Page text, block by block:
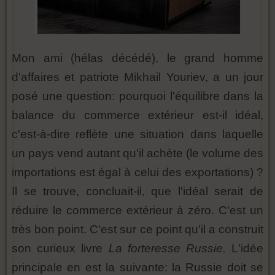
Mon ami (hélas décédé), le grand homme
d'affaires et patriote Mikhail Youriev, a un jour
posé une question: pourquoi l'équilibre dans la
balance du commerce extérieur est-il idéal,
c'est-à-dire reflète une situation dans laquelle
un pays vend autant qu'il achète (le volume des
importations est égal à celui des exportations) ?
Il se trouve, concluait-il, que l'idéal serait de
réduire le commerce extérieur à zéro. C'est un
très bon point. C'est sur ce point qu'il a construit
son curieux livre La forteresse Russie. L'idée
principale en est la suivante: la Russie doit se